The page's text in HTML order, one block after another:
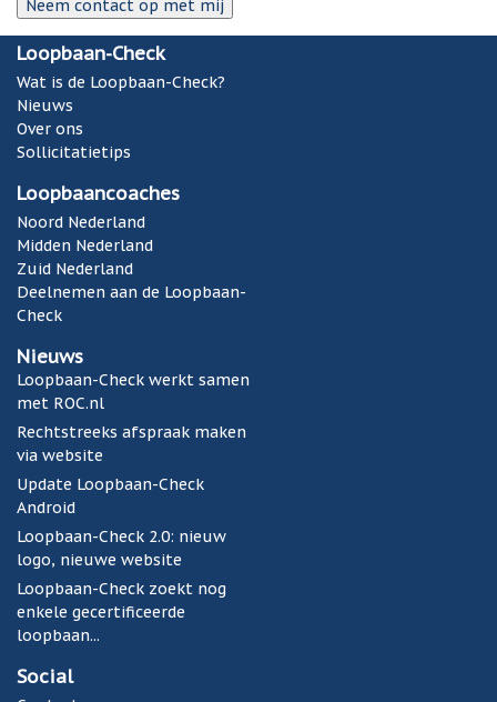
Loopbaan-Check
Wat is de Loopbaan-Check?
Nieuws
Over ons
Sollicitatietips
Loopbaancoaches
Noord Nederland
Midden Nederland
Zuid Nederland
Deelnemen aan de Loopbaan-
Check
Nieuws
Loopbaan-Check werkt samen
met ROC.nl
Rechtstreeks afspraak maken
via website
Update Loopbaan-Check
Android
Loopbaan-Check 2.0: nieuw
logo, nieuwe website
Loopbaan-Check zoekt nog
enkele gecertificeerde
loopbaan...
Social